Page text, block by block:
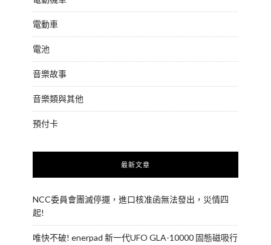
電動車
電池
音樂故事
音樂類與其他
預付卡
最新文章
NCC委員會團滅停擺，進口核准函無法發出，災情四
起!
唯快不破! enerpad 新一代UFO GLA-10000 固態磁吸行